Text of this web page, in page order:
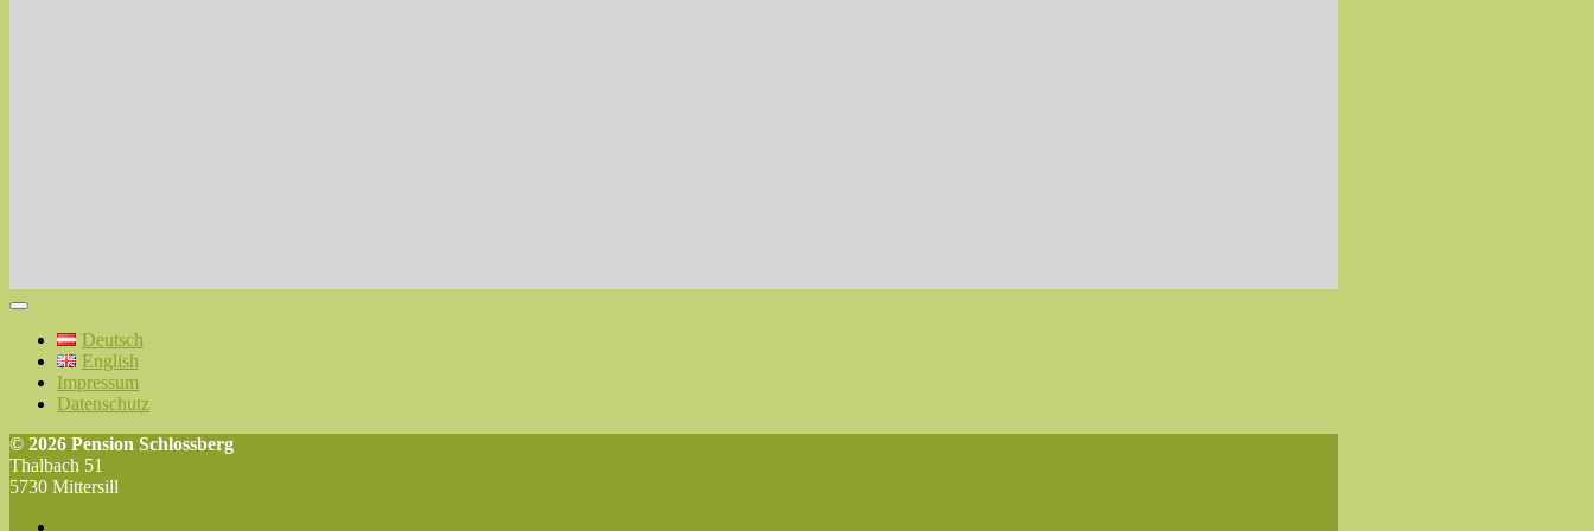
Deutsch
English
Impressum
Datenschutz
© 2026 Pension Schlossberg
Thalbach 51
5730 Mittersill